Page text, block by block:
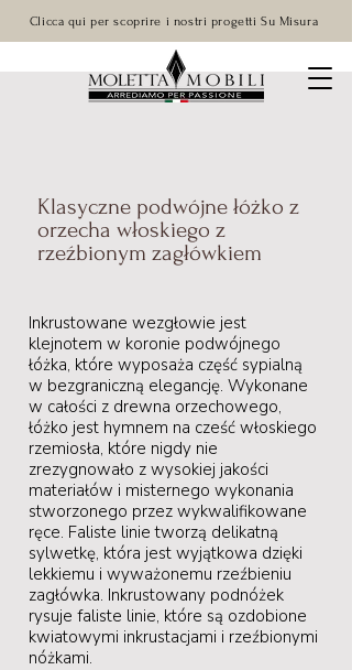
Clicca qui per scoprire i nostri progetti Su Misura
Klasyczne podwójne łóżko z
orzecha włoskiego z
rzeźbionym zagłówkiem
Inkrustowane wezgłowie jest
klejnotem w koronie podwójnego
łóżka, które wyposaża część sypialną
w bezgraniczną elegancję. Wykonane
w całości z drewna orzechowego,
łóżko jest hymnem na cześć włoskiego
rzemiosła, które nigdy nie
zrezygnowało z wysokiej jakości
materiałów i misternego wykonania
stworzonego przez wykwalifikowane
ręce. Faliste linie tworzą delikatną
sylwetkę, która jest wyjątkowa dzięki
lekkiemu i wyważonemu rzeźbieniu
zagłówka. Inkrustowany podnóżek
rysuje faliste linie, które są ozdobione
kwiatowymi inkrustacjami i rzeźbionymi
nóżkami.